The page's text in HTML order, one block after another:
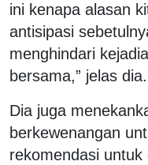
ini kenapa alasan
antisipasi
menghindari
bersama,” jelas dia.
Dia juga
berkewenangan
rekomendasi